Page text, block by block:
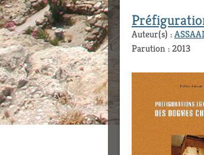
Auteur(s) :
Parution : 2013